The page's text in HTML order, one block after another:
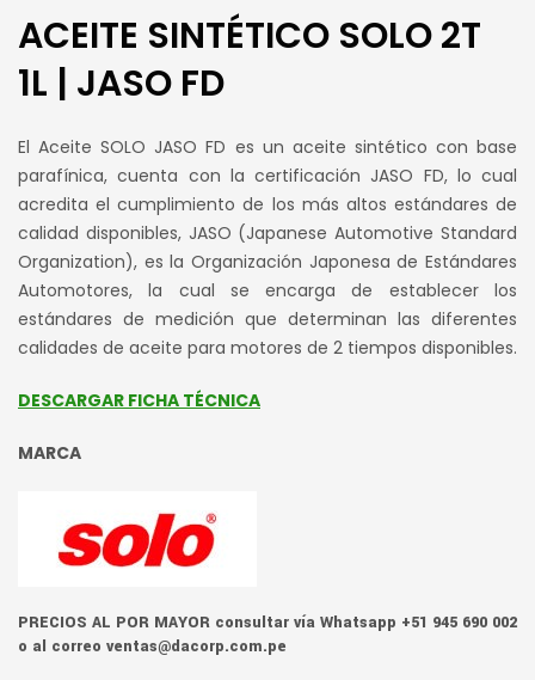
ACEITE SINTÉTICO SOLO 2T
1L | JASO FD
El Aceite SOLO JASO FD es un aceite sintético con base
parafínica, cuenta con la certificación JASO FD, lo cual
acredita el cumplimiento de los más altos estándares de
calidad disponibles, JASO (Japanese Automotive Standard
Organization), es la Organización Japonesa de Estándares
Automotores, la cual se encarga de establecer los
estándares de medición que determinan las diferentes
calidades de aceite para motores de 2 tiempos disponibles.
DESCARGAR FICHA TÉCNICA
MARCA
PRECIOS AL POR MAYOR consultar vía Whatsapp +51 945 690 002
o al correo ventas@dacorp.com.pe